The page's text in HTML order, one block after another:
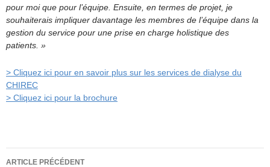
pour moi que pour l’équipe. Ensuite, en termes de projet, je
souhaiterais impliquer davantage les membres de l’équipe dans la
gestion du service pour une prise en charge holistique des
patients. »
> Cliquez ici pour en savoir plus sur les services de dialyse du
CHIREC
> Cliquez ici pour la brochure
Navigation
ARTICLE PRÉCÉDENT